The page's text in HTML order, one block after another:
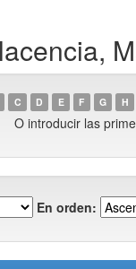
C D E F G H
O introducir las
En orden: